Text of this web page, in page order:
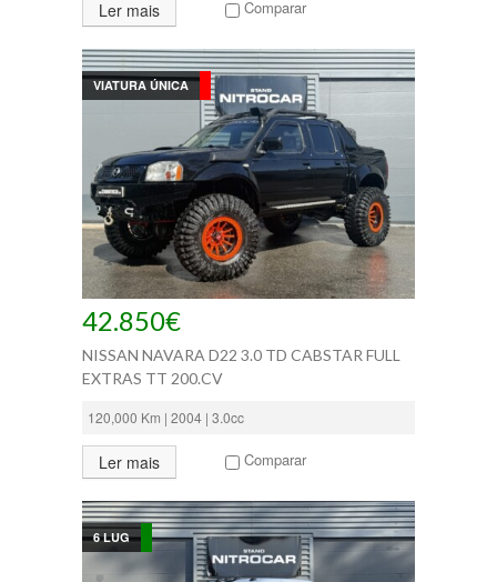
Ler mais Comparar
VIATURA ÚNICA
42.850€
NISSAN NAVARA D22 3.0 TD CABSTAR FULL
EXTRAS TT 200.CV
120,000 Km | 2004 | 3.0cc
Ler mais Comparar
6 LUG